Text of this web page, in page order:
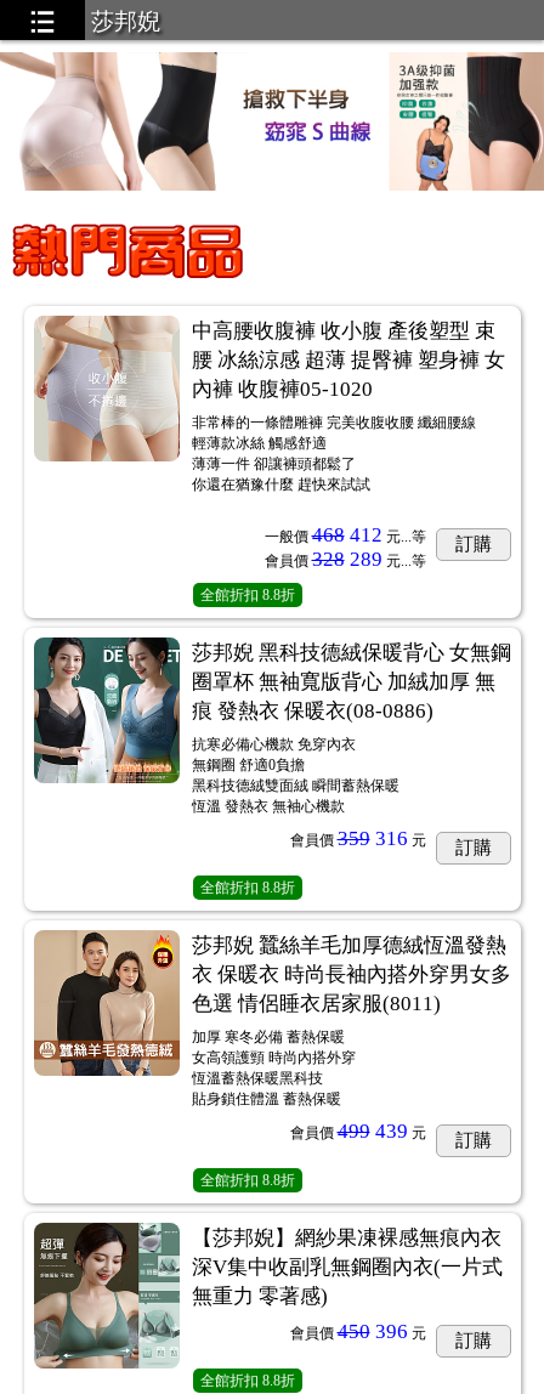
莎邦婗
中高腰收腹褲 收小腹 產後塑型 束
腰 冰絲涼感 超薄 提臀褲 塑身褲 女
內褲 收腹褲05-1020
非常棒的一條體雕褲 完美收腹收腰 纖細腰線
輕薄款冰絲 觸感舒適
薄薄一件 卻讓褲頭都鬆了
你還在猶豫什麼 趕快來試試
一般價 468412 元... 等
會員價 328289 元... 等
訂購
全館折扣 8.8折
莎邦婗 黑科技德絨保暖背心 女無鋼
圈罩杯 無袖寬版背心 加絨加厚 無
痕 發熱衣 保暖衣(08-0886)
抗寒必備心機款 免穿內衣
無鋼圈 舒適0負擔
黑科技德絨雙面絨 瞬間蓄熱保暖
恆溫 發熱衣 無袖心機款
會員價 359316 元 訂購
全館折扣 8.8折
莎邦婗 蠶絲羊毛加厚德絨恆溫發熱
衣 保暖衣 時尚長袖內搭外穿男女多
色選 情侶睡衣居家服(8011)
加厚 寒冬必備 蓄熱保暖
女高領護頸 時尚內搭外穿
恆溫蓄熱保暖黑科技
貼身鎖住體溫 蓄熱保暖
會員價 499439 元 訂購
全館折扣 8.8折
【莎邦婗】網紗果凍裸感無痕內衣
深V集中收副乳無鋼圈內衣(一片式
無重力 零著感)
會員價 450396 元 訂購
全館折扣 8.8折